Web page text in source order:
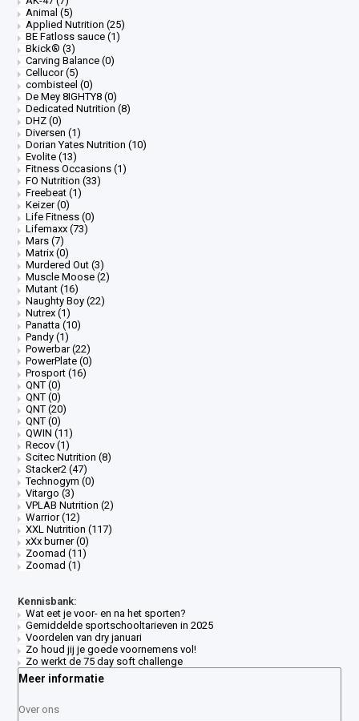
Animal(5)
Applied Nutrition(25)
BE Fatloss sauce(1)
Bkick®(3)
Carving Balance(0)
Cellucor(5)
combisteel(0)
De Mey 8IGHTY8(0)
Dedicated Nutrition(8)
DHZ(0)
Diversen(1)
Dorian Yates Nutrition(10)
Evolite(13)
Fitness Occasions(1)
FO Nutrition(33)
Freebeat(1)
Keizer(0)
Life Fitness(0)
Lifemaxx(73)
Mars(7)
Matrix(0)
Murdered Out(3)
Muscle Moose(2)
Mutant(16)
Naughty Boy(22)
Nutrex(1)
Panatta(10)
Pandy(1)
Powerbar(22)
PowerPlate(0)
Prosport(16)
QNT(0)
QNT(0)
QNT(20)
QNT(0)
QWIN(11)
Recov(1)
Scitec Nutrition(8)
Stacker2(47)
Technogym(0)
Vitargo(3)
VPLAB Nutrition(2)
Warrior(12)
XXL Nutrition(117)
xXx burner(0)
Zoomad(11)
Zoomad(1)
Kennisbank:
Wat eet je voor- en na het sporten?
Gemiddelde sportschooltarieven in 2025
Voordelen van dry januari
Zo houd jij je goede voornemens vol!
Zo werkt de 75 day soft challenge
Meer informatie
Over ons